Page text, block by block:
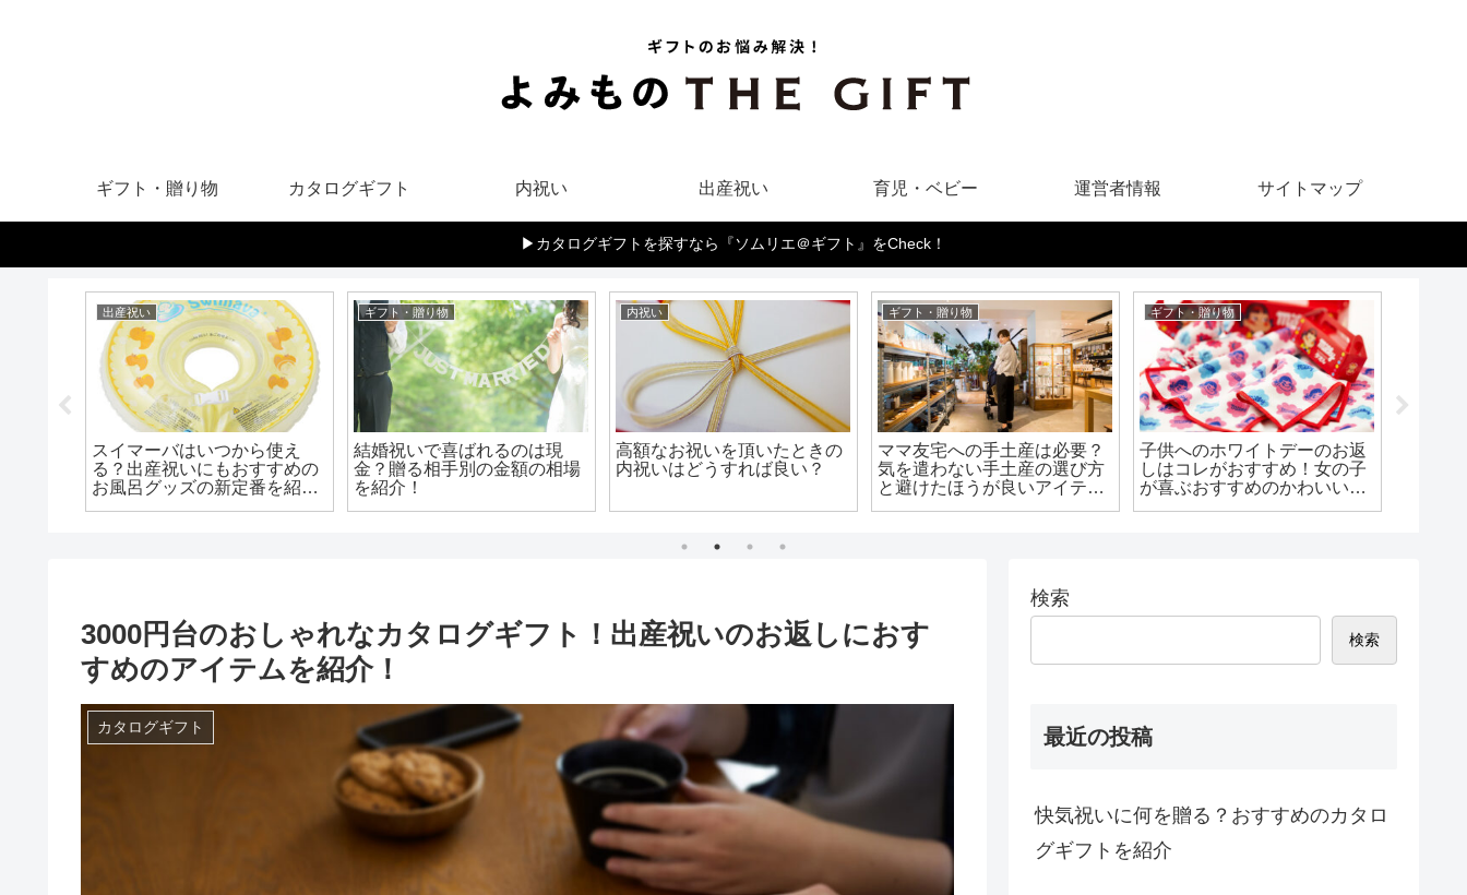
ギフト・贈り物 カタログギフト 内祝い 出産祝い 育児・ベビー 運営者情報 サイトマップ
▶︎カタログギフトを探すなら『ソムリエ＠ギフト』をCheck！
出産祝い
スイマーバはいつから使え
る？出産祝いにもおすすめの
お風呂グッズの新定番を紹
ギフト・贈り物
結婚祝いで喜ばれるのは現
金？贈る相手別の金額の相場
を紹介！
内祝い
高額なお祝いを頂いたときの
内祝いはどうすれば良い？
ギフト・贈り物
ママ友宅への手土産は必要？
気を遣わない手土産の選び方
と避けたほうが良いアイテム
ギフト・贈り物
子供へのホワイトデーのお返
しはコレがおすすめ！女の子
が喜ぶおすすめのかわいいス
3000円台のおしゃれなカタログギフト！出産祝いのお返しにおす
すめのアイテムを紹介！
カタログギフト
検索
検索
最近の投稿
快気祝いに何を贈る？おすすめのカタロ
グギフトを紹介